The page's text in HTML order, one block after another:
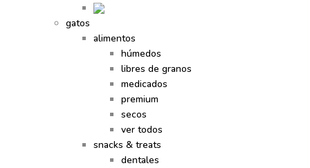
gatos
alimentos
húmedos
libres de granos
medicados
premium
secos
ver todos
snacks & treats
dentales